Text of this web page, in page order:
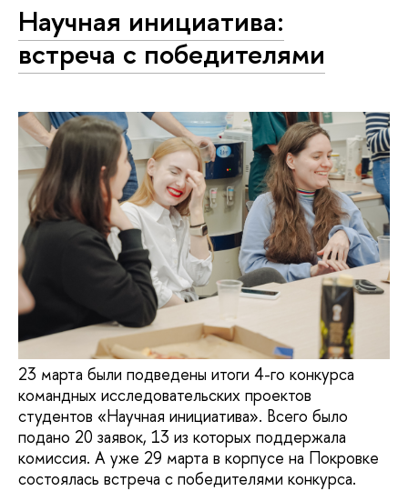
Научная инициатива:
встреча с победителями
23 марта были подведены итоги 4-го конкурса
командных исследовательских проектов
студентов «Научная инициатива». Всего было
подано 20 заявок, 13 из которых поддержала
комиссия. А уже 29 марта в корпусе на Покровке
состоялась встреча с победителями конкурса.